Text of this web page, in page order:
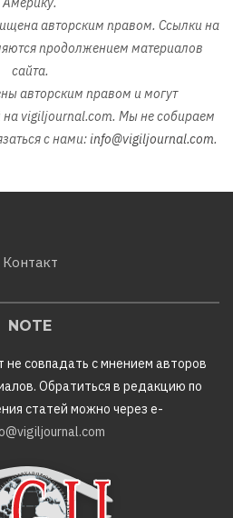
авторским правом. Ссылки на
продолжением материалов
сайта.
авторским правом и могут
на vigiljournal.com. Мы не собираем
с нами:info@vigiljournal.com.
Контакт
NOTE
совпадать с мнением авторов
Обратиться в редакцию по
статей можно через e-